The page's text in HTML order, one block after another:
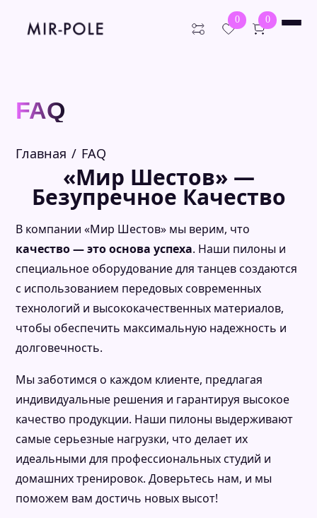
0 0
Студийные пилоны
Шест для стриптиза
Премиум пилоны
Распорные пилоны
Пилоны для соревнований
Пилоны на подиуме
Уличные пилоны
Балетные станки
Отзывы
Контакты
FAQ
Главная FAQ
«Мир Шестов» —
Безупречное Качество
В компании «Мир Шестов» мы верим, что
качество — это основа успеха. Наши пилоны и
специальное оборудование для танцев создаются
с использованием передовых современных
технологий и высококачественных материалов,
чтобы обеспечить максимальную надежность и
долговечность.
Мы заботимся о каждом клиенте, предлагая
индивидуальные решения и гарантируя высокое
качество продукции. Наши пилоны выдерживают
самые серьезные нагрузки, что делает их
идеальными для профессиональных студий и
домашних тренировок. Доверьтесь нам, и мы
поможем вам достичь новых высот!